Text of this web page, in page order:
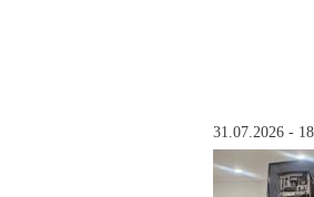
31.07.2026 -